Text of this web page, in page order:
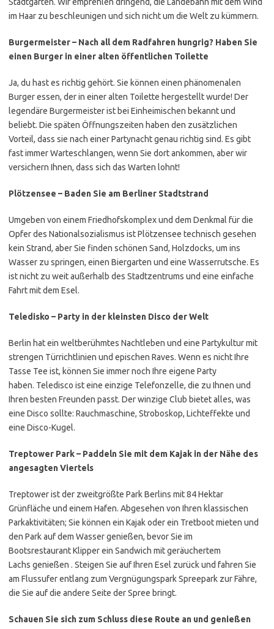
im Haar zu beschleunigen und sich nicht um die Welt zu kümmern.
Burgermeister – Nach all dem Radfahren hungrig? Haben Sie
einen Burger in einer alten öffentlichen Toilette
Ja, du hast es richtig gehört. Sie können einen phänomenalen
Burger essen, der in einer alten Toilette hergestellt wurde! Der
legendäre Burgermeister ist bei Einheimischen bekannt und
beliebt. Die späten Öffnungszeiten haben den zusätzlichen
Vorteil, dass sie nach einer Partynacht genau richtig sind. Es gibt
fast immer Warteschlangen, wenn Sie dort ankommen, aber wir
versichern Ihnen, dass sich das Warten lohnt!
Plötzensee – Baden Sie am Berliner Stadtstrand
Umgeben von einem Friedhofskomplex und dem Denkmal für die
Opfer des Nationalsozialismus ist Plötzensee technisch gesehen
kein Strand, aber Sie finden schönen Sand, Holzdocks, um ins
Wasser zu springen, einen Biergarten und eine Wasserrutsche. Es
ist nicht zu weit außerhalb des Stadtzentrums und eine einfache
Fahrt mit dem Esel.
Teledisko – Party in der kleinsten Disco der Welt
Berlin hat ein weltberühmtes Nachtleben und eine Partykultur mit
strengen Türrichtlinien und epischen Raves. Wenn es nicht Ihre
Tasse Tee ist, können Sie immer noch Ihre eigene Party
haben. Teledisco ist eine einzige Telefonzelle, die zu Ihnen und
Ihren besten Freunden passt. Der winzige Club bietet alles, was
eine Disco sollte: Rauchmaschine, Stroboskop, Lichteffekte und
eine Disco-Kugel.
Treptower Park – Paddeln Sie mit dem Kajak in der Nähe des
angesagten Viertels
Treptower ist der zweitgrößte Park Berlins mit 84 Hektar
Grünfläche und einem Hafen. Abgesehen von Ihren klassischen
Parkaktivitäten; Sie können ein Kajak oder ein Tretboot mieten und
den Park auf dem Wasser genießen, bevor Sie im
BootsrestaurantKlipper ein Sandwich mit geräuchertem
Lachs genießen . Steigen Sie auf Ihren Esel zurück und fahren Sie
am Flussufer entlang zum VergnügungsparkSpreepark zur Fähre,
die Sie auf die andere Seite der Spree bringt.
Schauen Sie sich zum Schluss diese Route an und genießen